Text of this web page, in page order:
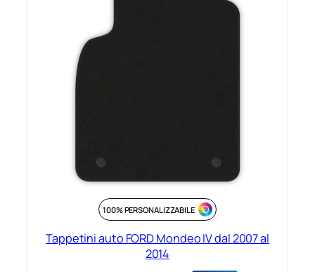
100% PERSONALIZZABILE
Tappetini auto FORD Mondeo IV dal 2007 al
2014